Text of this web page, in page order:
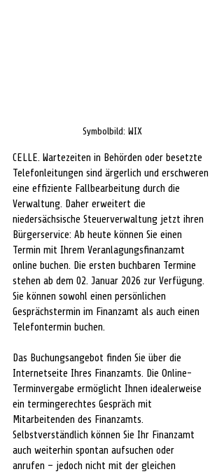
Symbolbild: WIX
CELLE. Wartezeiten in Behörden oder besetzte
Telefonleitungen sind ärgerlich und erschweren
eine effiziente Fallbearbeitung durch die
Verwaltung. Daher erweitert die
niedersächsische Steuerverwaltung jetzt ihren
Bürgerservice: Ab heute können Sie einen
Termin mit Ihrem Veranlagungsfinanzamt
online buchen. Die ersten buchbaren Termine
stehen ab dem 02. Januar 2026 zur Verfügung.
Sie können sowohl einen persönlichen
Gesprächstermin im Finanzamt als auch einen
Telefontermin buchen.
Das Buchungsangebot finden Sie über die
Internetseite Ihres Finanzamts. Die Online-
Terminvergabe ermöglicht Ihnen idealerweise
ein termingerechtes Gespräch mit
Mitarbeitenden des Finanzamts.
Selbstverständlich können Sie Ihr Finanzamt
auch weiterhin spontan aufsuchen oder
anrufen – jedoch nicht mit der gleichen